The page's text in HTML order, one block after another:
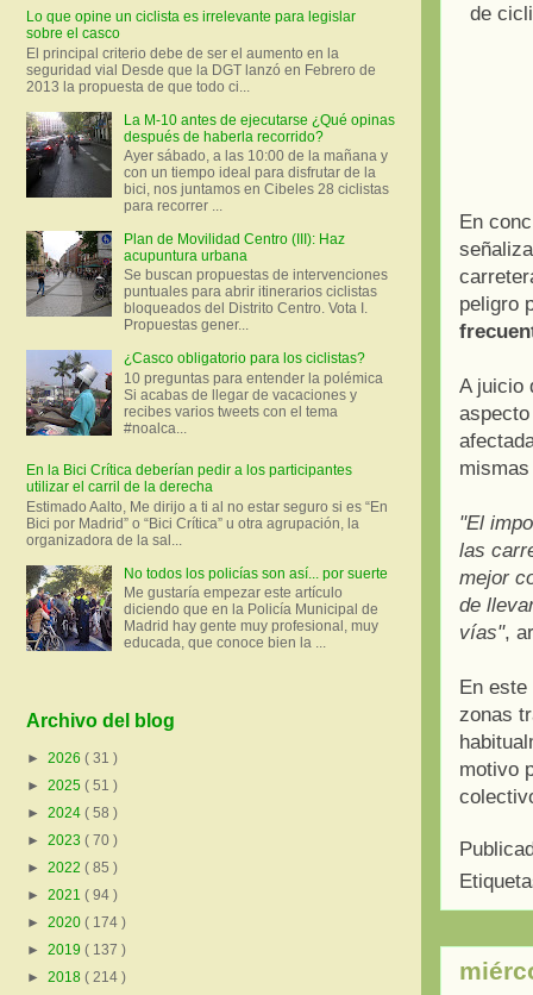
En
peligro
A juicio
"El
las
mejor
de
vías",
En
zonas
motivo
Lo que opine un ciclista es irrelevante para legislar
sobre el casco
El principal criterio debe de ser el aumento en la
seguridad vial Desde que la DGT lanzó en Febrero de
2013 la propuesta de que todo ci...
La M-10 antes de ejecutarse ¿Qué opinas
después de haberla recorrido?
Ayer sábado, a las 10:00 de la mañana y
con un tiempo ideal para disfrutar de la
bici, nos juntamos en Cibeles 28 ciclistas
para recorrer ...
Plan de Movilidad Centro (III): Haz
acupuntura urbana
Se buscan propuestas de intervenciones
puntuales para abrir itinerarios ciclistas
bloqueados del Distrito Centro. Vota I.
Propuestas gener...
¿Casco obligatorio para los ciclistas?
10 preguntas para entender la polémica
Si acabas de llegar de vacaciones y
recibes varios tweets con el tema
#noalca...
En la Bici Crítica deberían pedir a los participantes
utilizar el carril de la derecha
Estimado Aalto, Me dirijo a ti al no estar seguro si es “En
Bici por Madrid” o “Bici Crítica” u otra agrupación, la
organizadora de la sal...
No todos los policías son así... por suerte
Me gustaría empezar este artículo
diciendo que en la Policía Municipal de
Madrid hay gente muy profesional, muy
educada, que conoce bien la ...
Archivo del blog
► 2026 ( 31 )
► 2025 ( 51 )
► 2024 ( 58 )
► 2023 ( 70 )
► 2022 ( 85 )
► 2021 ( 94 )
► 2020 ( 174 )
► 2019 ( 137 )
► 2018 ( 214 )